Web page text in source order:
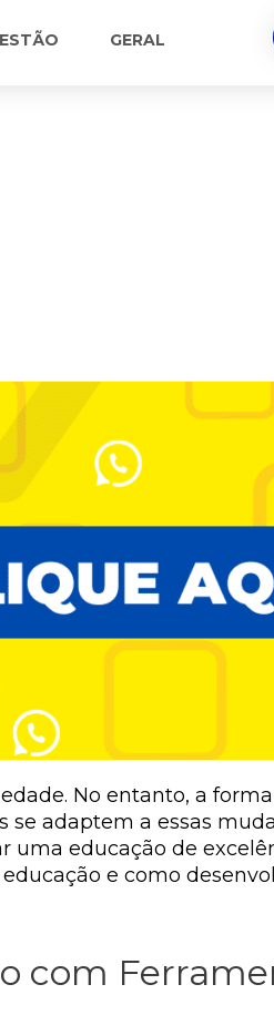
GERAL
No entanto, a
adaptem a essas
educação de
e como
com